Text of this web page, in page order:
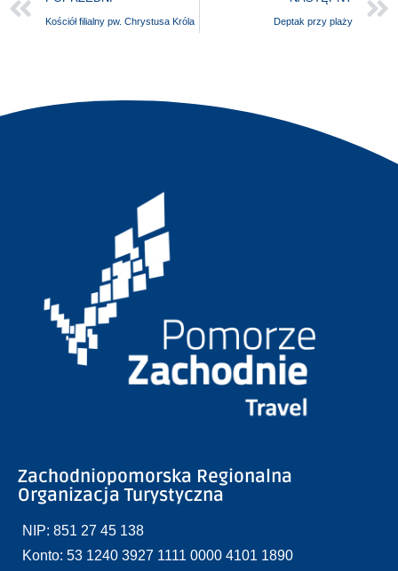
Kościół filialny pw. Chrystusa Króla Deptak przy plaży
Zachodniopomorska Regionalna
Organizacja Turystyczna
NIP: 851 27 45 138
Konto: 53 1240 3927 1111 0000 4101 1890